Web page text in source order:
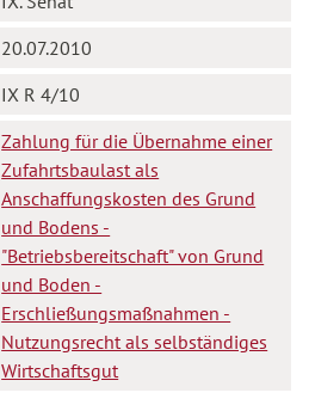
20.07.2010
IX R 4/10
Zahlung für die Übernahme einer
Zufahrtsbaulast als
Anschaffungskosten des Grund
und Bodens -
"Betriebsbereitschaft" von Grund
und Boden -
Erschließungsmaßnahmen -
Nutzungsrecht als selbständiges
Wirtschaftsgut